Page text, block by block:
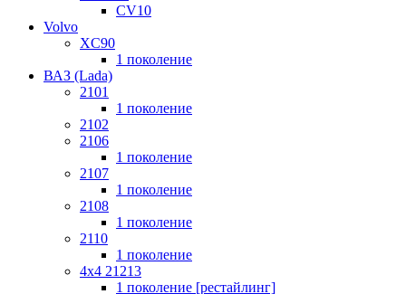
СV10
Volvo
XC90
1 поколение
ВАЗ (Lada)
2101
1 поколение
2102
2106
1 поколение
2107
1 поколение
2108
1 поколение
2110
1 поколение
4x4 21213
1 поколение [рестайлинг]